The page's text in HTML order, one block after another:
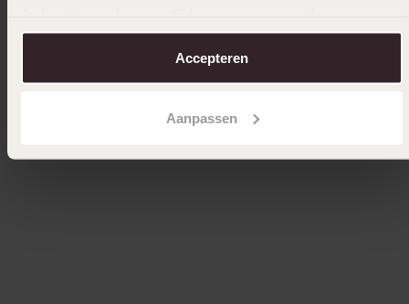
over in onscookiebeleid.
Accepteren
Aanpassen